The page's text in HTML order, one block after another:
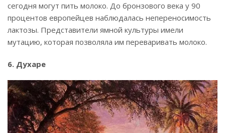
сегодня могут пить молоко. До бронзового века у 90
процентов европейцев наблюдалась непереносимость
лактозы. Представители ямной культуры имели
мутацию, которая позволяла им переваривать молоко.
6. Духаре